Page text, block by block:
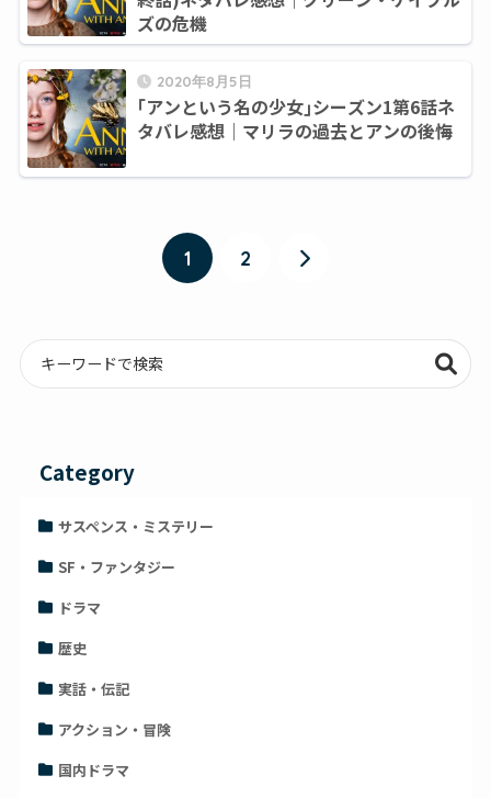
ズの危機
2020年8月5日
｢アンという名の少女｣シーズン1第6話ネ
タバレ感想｜マリラの過去とアンの後悔
1 2
Category
サスペンス・ミステリー
SF・ファンタジー
ドラマ
歴史
実話・伝記
アクション・冒険
国内ドラマ